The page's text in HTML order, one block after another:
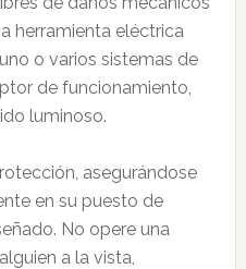
herramienta eléctrica
o varios sistemas de
de funcionamiento,
luminoso.
asegurándose
en su puesto de
No opere una
a la vista,